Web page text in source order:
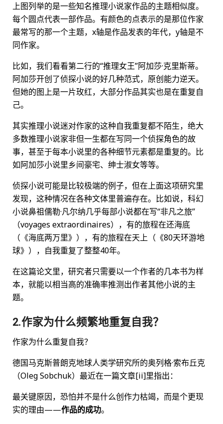
上图列举的是一些知名推理小说家作品的主题相似度。
每个圆点代表一部作品。有颜色的点表示的是那位作家
最常写的那一个主题，x轴是作品发表的年代，y轴是不
同作家。
比如，我们看看第二行的“推理女王”阿加莎·克里斯蒂。
阿加莎开创了侦探小说的好几种范式，原创能力逆天。
但她的图上是一片玫红，大部分作品其实也是在重复自
己。
其实推理小说迷对作家的这种自我重复都不陌生，绝大
多数推理小说家非但一生都在写同一个侦探角色的故
事，甚至于每本小说里的各种细节元素都是重复的。比
如阿加莎小说里乡间豪宅、绅士淑女等等。
侦探小说可能是比较极端的例子，但在上面这项研究里
发现，这种情况在各种文体里普遍存在。比如说，科幻
小说鼻祖儒勒·凡尔纳几乎每部小说都在写“非凡之旅”
（voyages extraordinaires），有的旅程在还海底
（《海底两万里》），有的旅程在天上（《80天环游地
球》），自我重复了整整40年。
在这篇论文里，研究者只需要以一个作者的几本书为样
本，就能以相当高的准确率推测出作者其他小说的主
题。
2.作家为什么频繁地重复自我？
作家为什么重复自我？
德国马克斯普朗克地球人类学研究所的奥列格·索布丘克
（Oleg Sobchuk）最近在一篇文章[ii]里指出：
最关键原因，恐怕并不是什么创作力枯竭，而是个更现
实的理由——作品的成功。